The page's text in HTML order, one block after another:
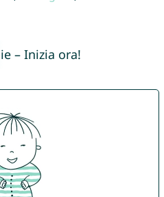
– Inizia ora!